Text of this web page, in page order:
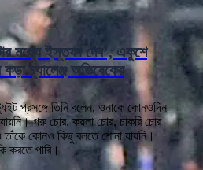
মধ্যে ইস্তফা দেব’, একুশে
চ্যালেঞ্জ অভিষেকের
প্রসঙ্গে তিনি বলেন, ওনাকে কোনওদিন
গরু চোর, কয়লা চোর, চাকরি চোর
তাঁকে কোনও কিছু বলতে শোনা যায়নি।
করতে পারি।